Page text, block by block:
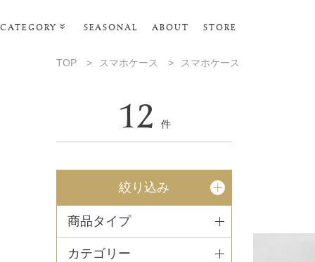
CATEGORY SEASONAL ABOUT STORE
ポーチ･トラベルグッズ
タオル・ヘアバンド
美容・バス・ボディケア
TOP > スマホケース > スマホケース
12 件
絞り込み
商品タイプ
カテゴリー